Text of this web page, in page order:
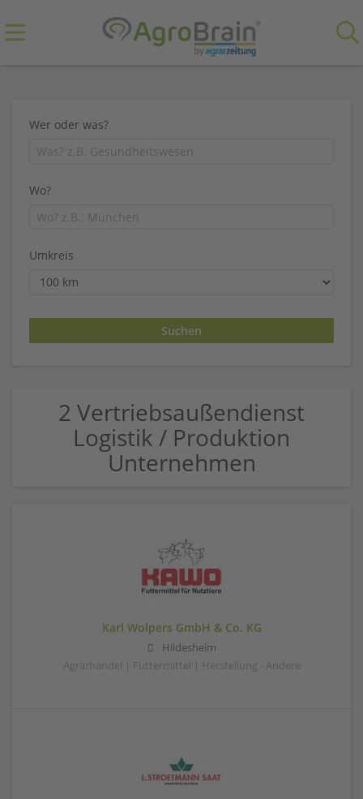
Wer oder was?
Wo?
Umkreis
2 Vertriebsaußendienst
Logistik / Produktion
Unternehmen
Karl Wolpers GmbH & Co. KG
Hildesheim
Agrarhandel | Futtermittel | Herstellung - Andere